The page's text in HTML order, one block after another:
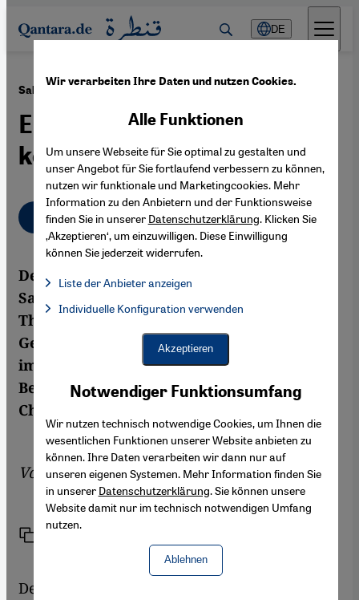
Direkt zum Inhalt springen
DE
Salah Saouli: The Days of the Blue Bat ·01.05.2013
Ein Mosaikstein des
kollektiven Gedächtnisses
Deutsch English
Der deutsch-libanesische Künstler Salah
Saouli greift in seiner Arbeit immer wieder
Themen der jüngeren libanesischen
Geschichte auf und untersucht, wie diese
im individuellen und kollektiven
Bewusstsein wahrgenommen werden. Von
Charlotte Bank
VonCharlotte Bank
Der Kunsthistoriker Stefan Rasche hat die
Wir verarbeiten Ihre Daten und nutzen Cookies.
Notwendiger Funktionsumfang
Wir nutzen technisch notwendige Cookies, um Ihnen die
wesentlichen Funktionen unserer Website anbieten zu
können. Ihre Daten verarbeiten wir dann nur auf
unseren eigenen Systemen. Mehr Information finden Sie
in unserer Datenschutzerklärung. Sie können unsere
Website damit nur im technisch notwendigen Umfang
nutzen.
Ablehnen
Alle Funktionen
Um unsere Webseite für Sie optimal zu gestalten und
unser Angebot für Sie fortlaufend verbessern zu können,
nutzen wir funktionale und Marketingcookies. Mehr
Information zu den Anbietern und der Funktionsweise
finden Sie in unserer Datenschutzerklärung. Klicken Sie
‚Akzeptieren‘, um einzuwilligen. Diese Einwilligung
können Sie jederzeit widerrufen.
Liste der Anbieter anzeigen
Facebook Embed / Facebook Connect, Google Maps Embed,
Facebook Embed / Facebook Connect
Google Maps Embed
Individuelle Konfiguration verwenden
Akzeptieren